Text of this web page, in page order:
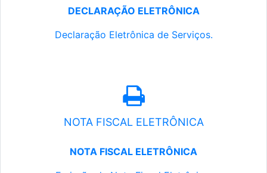
DECLARAÇÃO ELETRÔNICA
Declaração Eletrônica de Serviços.
NOTA FISCAL ELETRÔNICA
NOTA FISCAL ELETRÔNICA